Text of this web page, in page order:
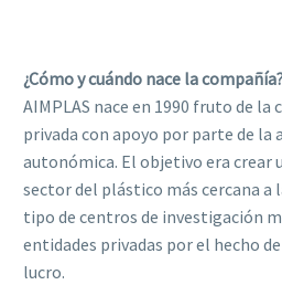
¿Cómo y cuándo nace la
AIMPLAS nace en 1990 fruto de
privada con apoyo por parte de la
autonómica. El objetivo era crear
sector del plástico más cercana a
tipo de centros de investigación
entidades privadas por el hecho
lucro.